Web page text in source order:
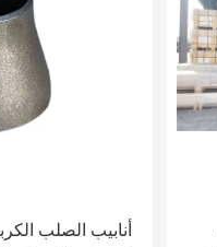
أنابيب الصلب